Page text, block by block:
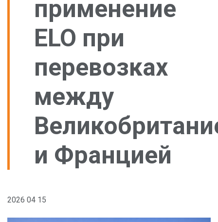
Складские услуги
Другие услуги
Пункты обслуживания
По стране
применение
ELO при
перевозках
между
и Францией
2026 04 15